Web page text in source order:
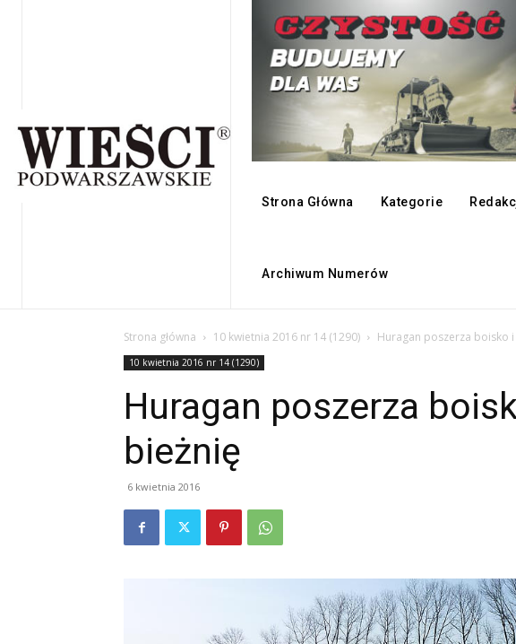
Strona Główna Kategorie
Archiwum Numerów
Strona główna 10 kwietnia 2016 nr 14 (1290) Huragan poszerza boisko
10 kwietnia 2016 nr 14 (1290)
Huragan poszerza
bieżnię
6 kwietnia 2016